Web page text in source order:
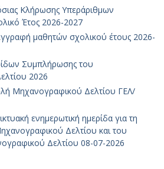
Κλήρωσης Υπεράριθμων
Έτος 2026-2027
μαθητών σχολικού έτους 2026-
Συμπλήρωσης του
2026
Μηχανογραφικού Δελτίου ΓΕΛ/
ενημερωτική ημερίδα για τη
Δελτίου και του
Δελτίου 08-07-2026